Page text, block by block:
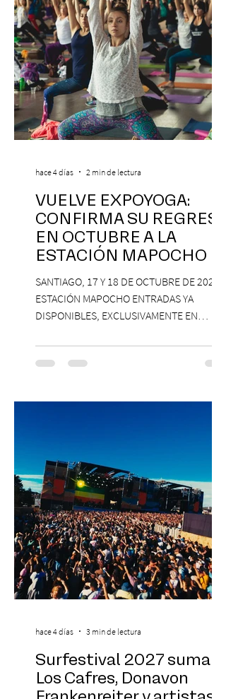
ha hecho sold-out en Colombia, Miami,
VUELVE EXPOYOGA:
CONFIRMA SU REGRESO
EN OCTUBRE A LA
ESTACIÓN MAPOCHO
SANTIAGO, 17 Y 18 DE OCTUBRE DE 2026,
ESTACIÓN MAPOCHO ENTRADAS YA
DISPONIBLES, EXCLUSIVAMENTE EN
con una edición renovada que reunirá
yoga, bienestar y vida consciente, con la
Antonella Orsini, Yoga Woman y más
Centro Cultural Estación Mapocho, espacio
que albergará durante dos jornadas una
pro
hace 4 días 2 min de lectura
Surfestival 2027 suma a
Los Cafres, Donavon
hace 4 días 3 min de lectura